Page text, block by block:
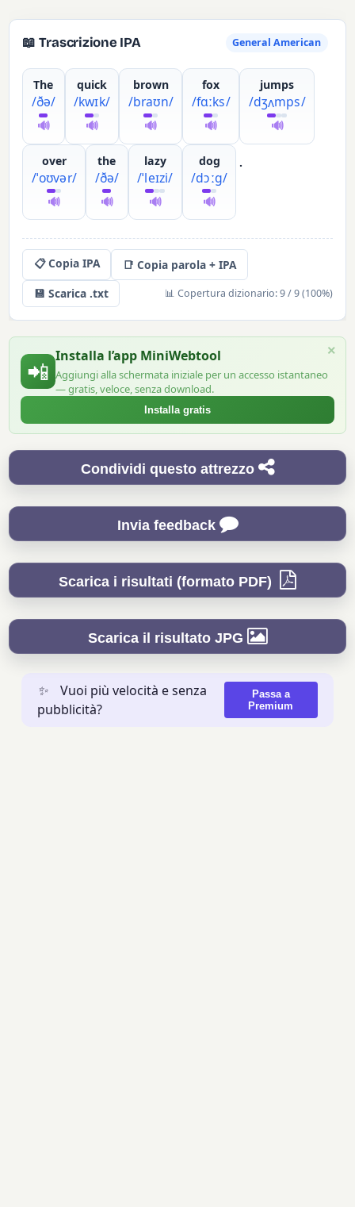
📖 Trascrizione IPA General American
The
/ðə/
🔊
quick
/kwɪk/
🔊
brown
/braʊn/
🔊
fox
/fɑːks/
🔊
jumps
/dʒʌmps/
🔊
over
/ˈoʊvər/
🔊
the
/ðə/
🔊
lazy
/ˈleɪzi/
🔊
dog
/dɔːɡ/
🔊
.
📋 Copia IPA
📑 Copia parola + IPA
💾 Scarica .txt
📊 Copertura dizionario: 9 / 9 (100%)
📲
Installa l’app MiniWebtool
Aggiungi alla schermata iniziale per un accesso istantaneo
— gratis, veloce, senza download.
Installa gratis
×
Condividi questo attrezzo
Invia feedback
Scarica i risultati (formato PDF)
Scarica il risultato JPG
✨
Vuoi più velocità e senza
pubblicità?
Passa a
Premium